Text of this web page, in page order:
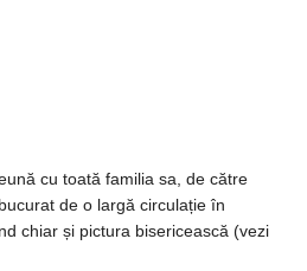
cu toată familia sa, de către
de o largă circulație în
chiar și pictura bisericească (vezi